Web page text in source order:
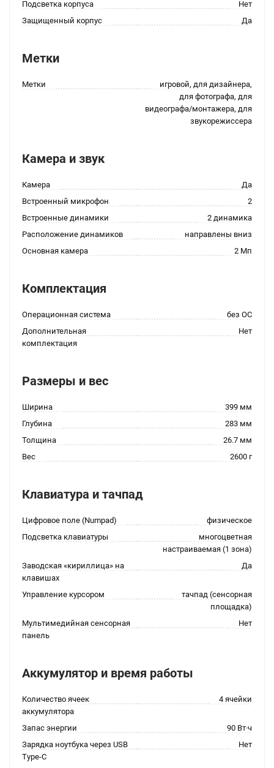
Подсветка корпуса
Нет
Защищенный корпус
Да
Метки
Метки
игровой, для дизайнера,
для фотографа, для
видеографа/монтажера, для
звукорежиссера
Камера и звук
Камера
Да
Встроенный микрофон
2
Встроенные динамики
2 динамика
Расположение динамиков
направлены вниз
Основная камера
2 Мп
Комплектация
Операционная система
без ОС
Дополнительная
комплектация
Нет
Размеры и вес
Ширина
399 мм
Глубина
283 мм
Толщина
26.7 мм
Вес
2600 г
Клавиатура и тачпад
Цифровое поле (Numpad)
физическое
Подсветка клавиатуры
многоцветная
настраиваемая (1 зона)
Заводская «кириллица» на
клавишах
Да
Управление курсором
тачпад (сенсорная
площадка)
Мультимедийная сенсорная
панель
Нет
Аккумулятор и время работы
Количество ячеек
аккумулятора
4 ячейки
Запас энергии
90 Вт·ч
Зарядка ноутбука через USB
Type-C
Нет